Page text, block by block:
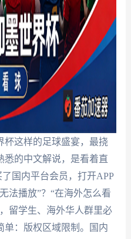
杯这样的足球盛宴，最挠
悉的中文解说，是看着直
国内平台会员，打开APP
法播放”？“在海外怎么看
留学生、海外华人群里必
单：版权区域限制。国内